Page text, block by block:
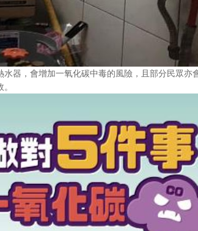
器，會增加一氧化碳中毒的風險，且部分民眾亦